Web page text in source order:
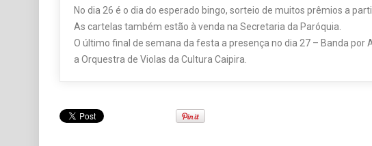
No dia 26 é o dia do esperado bingo, sorteio de muitos prêmios a
As cartelas também estão à venda na Secretaria da Paróquia.
O último final de semana da festa a presença no dia 27 – Banda por
a Orquestra de Violas da Cultura Caipira.